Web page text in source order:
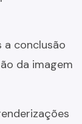
a conclusão
da imagem